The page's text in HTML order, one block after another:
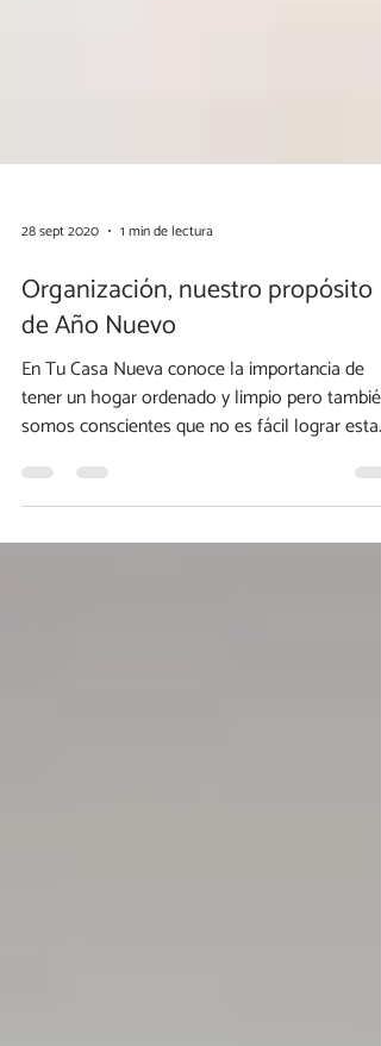
28 sept 2020 1 min de lectura
Organización, nuestro propósito
de Año Nuevo
En Tu Casa Nueva conoce la importancia de